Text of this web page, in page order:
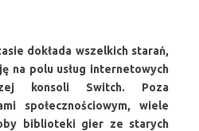
dokłada wszelkich starań,
na polu usług internetowych
konsoli Switch. Poza
społecznościowym, wiele
biblioteki gier ze starych